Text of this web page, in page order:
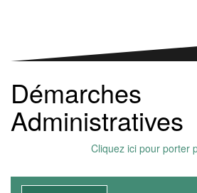
Démarches
Administratives
Cliquez ici pour porter